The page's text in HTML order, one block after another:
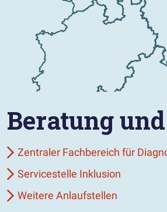
Beratung
Zentraler Fachbereich für
Servicestelle Inklusion
Weitere Anlaufstellen